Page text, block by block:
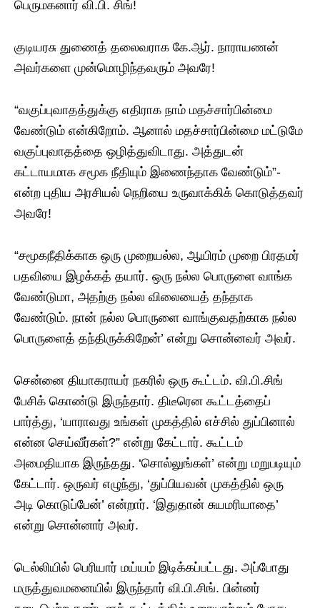
பெருமகனார் வி.பி. சிங்!
குடியரசு துணைத் தலைவராக கே.ஆர். நாராயணன்
அவர்களை முன்மொழிந்தவரும் அவரே!
“வகுப்புவாதத்துக்கு எதிராக நாம் மதச்சார்பின்மை
வேண்டும் என்கிறோம். ஆனால் மதச்சார்பின்மை மட்டுமே
வகுப்புவாதத்தை ஒழித்துவிடாது. அத்துடன்
கட்டாயமாக சமூக நீதியும் இணைந்தாக வேண்டும்”-
என்ற புதிய அரசியல் நெறியை உருவாக்கிக் கொடுத்தவர்
அவரே!
“சமூகநீதிக்காக ஒரு முறையல்ல, ஆயிரம் முறை பிரதமர்
பதவியை இழக்கத் தயார். ஒரு நல்ல பொருளை வாங்க
வேண்டுமா, அதற்கு நல்ல விலையைத் தந்தாக
வேண்டும். நான் நல்ல பொருளை வாங்குவதற்காக நல்ல
பொருளைத் தந்திருக்கிறேன்’ என்று சொன்னவர் அவர்.
சென்னை தியாகராயர் நகரில் ஒரு கூட்டம். வி.பி.சிங்
பேசிக் கொண்டு இருந்தார். திடீரென கூட்டத்தைப்
பார்த்து, ‘யாராவது உங்கள் முகத்தில் எச்சில் துப்பினால்
என்ன செய்வீர்கள்?” என்று கேட்டார். கூட்டம்
அமைதியாக இருந்தது. ‘சொல்லுங்கள்’ என்று மறுபடியும்
கேட்டார். ஒருவர் எழுந்து, ‘துப்பியவன் முகத்தில் ஒரு
அடி கொடுப்பேன்’ என்றார். ‘இதுதான் சுயமரியாதை’
என்று சொன்னார் அவர்.
டெல்லியில் பெரியார் மய்யம் இடிக்கப்பட்டது. அப்போது
மருத்துவமனையில் இருந்தார் வி.பி.சிங். பின்னர்